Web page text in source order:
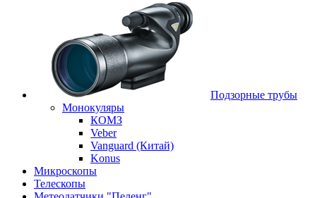
Подзорные трубы
Монокуляры
КОМЗ
Veber
Vanguard (Китай)
Konus
Микроскопы
Телескопы